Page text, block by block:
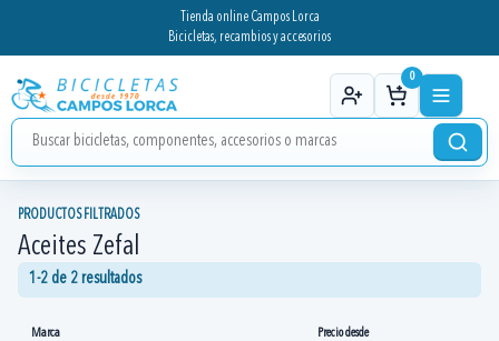
Tienda online Campos Lorca
Bicicletas, recambios y accesorios
0
PRODUCTOS FILTRADOS
Aceites Zefal
1-2 de 2 resultados
Marca Precio desde